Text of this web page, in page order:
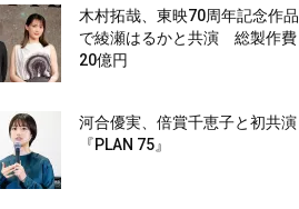
木村拓哉、東映70周年記念作品
で綾瀬はるかと共演 総製作費
20億円
河合優実、倍賞千恵子と初共演
『PLAN 75』